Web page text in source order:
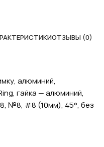
ОТЗЫВЫ (0)
алюминий,
гайка — алюминий,
№8, #8 (10мм), 45°, без